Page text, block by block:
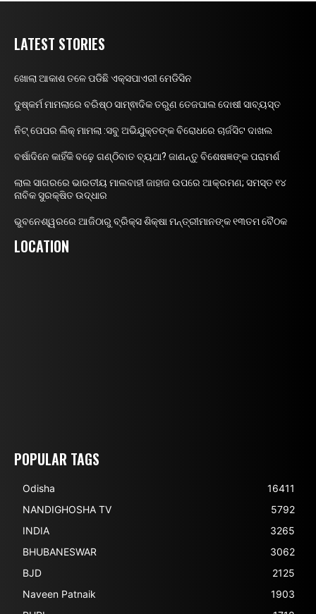
LATEST STORIES
ଖୋଲା ଆକାଶ ତଳେ ପଡିଛି ଏକ୍ସପାଏରୀ ମେଡିସିନ
ଦୁଷ୍କର୍ମ ମାମଲାରେ ବରିଷ୍ଠ ସାମ୍ଵାଦିକ ତରୁଣ ତେଜପାଲ ଦୋଷୀ ସାବ୍ୟସ୍ତ
ନିଟ୍ ପେପର ଲିକ୍ ମାମଲା :ସବୁ ଅଭିଯୁକ୍ତଙ୍କ ବିରୋଧରେ ଚାର୍ଜସିଟ ଦାଖଲ
ବର୍ଷାଦିନେ କାହିଁକି ବଢ଼େ ଗଣ୍ଠିବାତ ବ୍ୟଥା? ଜାଣନ୍ତୁ ବିଶେଷଜ୍ଞଙ୍କ ପରାମର୍ଶ
ଲାଲ ସାଗରରେ ଭାରତୀୟ ମାଲବାହୀ ଜାହାଜ ଉପରେ ଆକ୍ରମଣ; ସମସ୍ତ ୧୪
ନାବିକ ସୁରକ୍ଷିତ ଉଦ୍ଧାର
ଭୁବନେଶ୍ୱରରେ ଆଜିଠାରୁ ବ୍ରିକ୍ସ ଶିକ୍ଷା ମନ୍ତ୍ରୀମାନଙ୍କ ୧୩ତମ ବୈଠକ
LOCATION
POPULAR TAGS
Odisha
16411
NANDIGHOSHA TV
5792
INDIA
3265
BHUBANESWAR
3062
BJD
2125
Naveen Patnaik
1903